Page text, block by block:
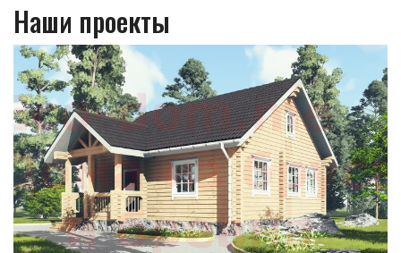
Наши проекты